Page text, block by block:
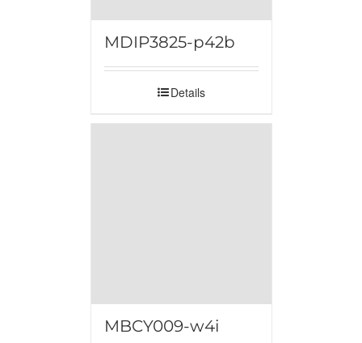
MDIP3825-p42b
Details
MBCY009-w4i